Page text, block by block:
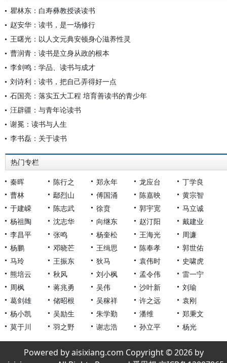
瞿林东：白寿彝教授谈读书
赵安华：读书，是一场修行
王曙光：以人文元典安顿身心滋养性灵
曹润青：读书是立身从政的根本
李剑鸣：学品、读书与成才
刘诗利：读书，把自己弄得好一点
石国亮：落实五大工程 培育善读书的青少年
汪辟疆：与青年论读书
谢冕：读书与人生
李书磊：关于读书
热门专栏
秦晖 陈行之 郑永年 龙应台
丁学良
曹林
鄢烈山 傅国涌 陈嘉映
黄宗智
于建嵘
陈志武 徐贲 郭宇宽
马立诚
杨祖陶
沈志华 向继东 赵汀阳
戴建业
李昌平
张鸣 杨奎松 王海光
周濂
杨鹏
邓晓芒 王缉思 陈奉孝
郭世佑
马玲
王振东 狄马 袁伟时
史啸虎
熊培云
秋风 刘小枫 孟令伟
雷一宁
周枫
蒋兆勇 吴伟 沙叶新
刘瑜
葛剑雄
储昭根 吴稼祥 许之远
袁刚
杨小凯
吴励生 朱学勤 潘维
郑秉文
莫于川
羽之野 谢志浩 孙立平 杨光
Powered by aisixiang.com Copyright © 2026 by